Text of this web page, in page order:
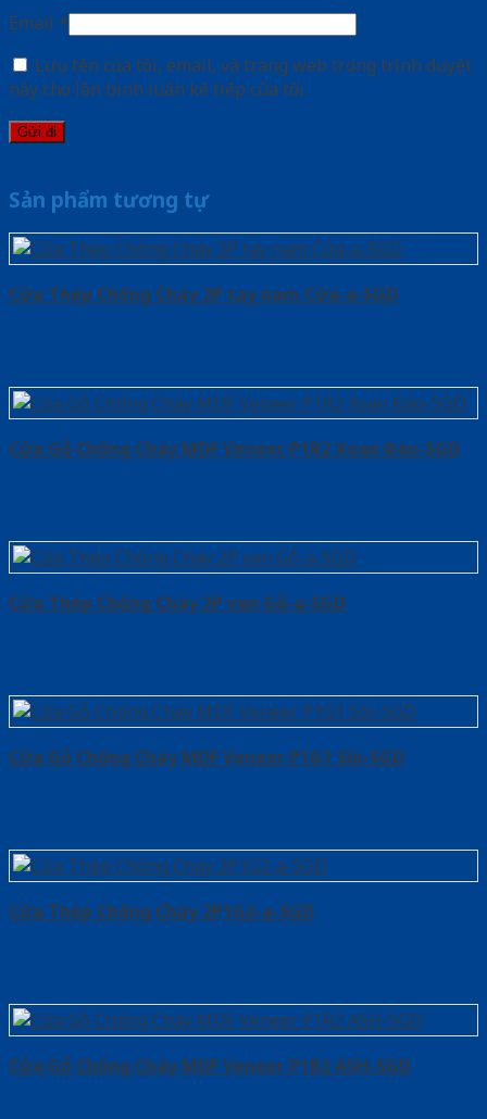
Email *
Lưu tên của tôi, email, và trang web trong trình duyệt
này cho lần bình luận kế tiếp của tôi.
Sản phẩm tương tự
Cửa Thép Chống Cháy 2P tay nam Cửa-a-SGD
Cửa Gỗ Chống Cháy MDF Veneer P1R2 Xoan Đào-SGD
Cửa Thép Chống Cháy 2P van Gỗ-a-SGD
Cửa Gỗ Chống Cháy MDF Veneer P1G1 Sồi-SGD
Cửa Thép Chống Cháy 2P1G2-a-SGD
Cửa Gỗ Chống Cháy MDF Veneer P1R2 ASH-SGD